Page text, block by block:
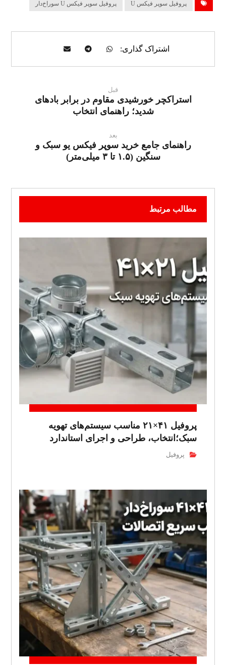
پروفیل سوپر فیکس U پروفیل سوپر فیکس U سوراخ‌دار
قبل
استراکچر خورشیدی مقاوم در برابر بادهای
شدید؛ راهنمای انتخاب
بعد
راهنمای جامع خرید سوپر فیکس یو سبک و
سنگین (۱.۵ تا ۳ میلی‌متر)
مطالب مرتبط
پروفیل ۴۱×۲۱ مناسب سیستم‌های تهویه
سبک؛انتخاب، طراحی و اجرای استاندارد
پروفیل